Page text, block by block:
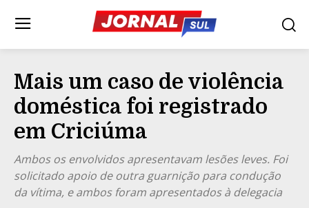
Mais um caso de violência
doméstica foi registrado
em Criciúma
Ambos os envolvidos apresentavam lesões leves. Foi
solicitado apoio de outra guarnição para condução
da vítima, e ambos foram apresentados à delegacia